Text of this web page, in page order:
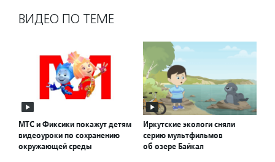
ВИДЕО ПО ТЕМЕ
МТС и Фиксики покажут детям
видеоуроки по сохранению
окружающей среды
Иркутские экологи сняли
серию мультфильмов
об озере Байкал